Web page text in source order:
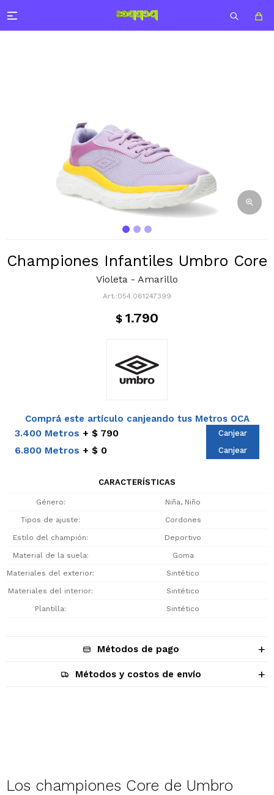

Championes Infantiles Umbro Core
Violeta - Amarillo
054.061247399
$ 1.790
Comprá este artículo canjeando tus Metros OCA
3.400 Metros $ 790 Canjear
6.800 Metros $ 0 Canjear
CARACTERÍSTICAS
Género Niña, Niño
Tipos de ajuste Cordones
Estilo del champión Deportivo
Material de la suela Goma
Materiales del exterior Sintético
Materiales del interior Sintético
Plantilla Sintético
Métodos de pago
Métodos y costos de envío
Los championes Core de Umbro